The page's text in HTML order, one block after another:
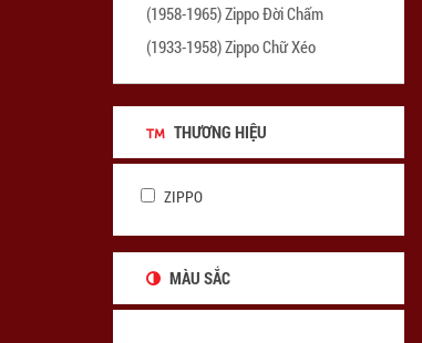
(1958-1965) Zippo Đời Chấm
(1933-1958) Zippo Chữ Xéo
THƯƠNG HIỆU
ZIPPO
MÀU SẮC